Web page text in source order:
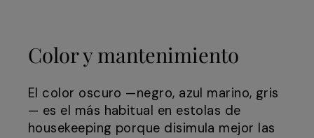
Color y mantenimiento
El color oscuro —negro, azul marino, gris
— es el más habitual en estolas de
housekeeping porque disimula mejor las